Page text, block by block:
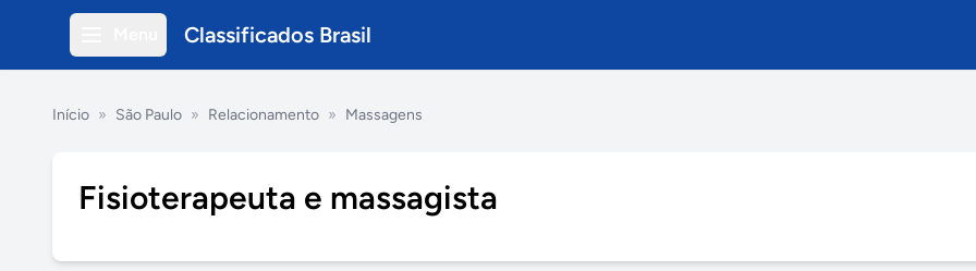
Classificados Brasil
Início » São Paulo » Relacionamento » Massagens
Fisioterapeuta e massagista